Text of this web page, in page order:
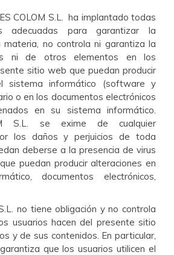
COLOM S.L. ha implantado todas
adecuadas para garantizar la
no controla ni garantiza la
ni de otros elementos en los
sitio web que puedan producir
sistema informático (software y
o en los documentos electrónicos
en su sistema informático.
S.L. se exime de cualquier
los daños y perjuicios de toda
deberse a la presencia de virus
puedan producir alteraciones en
documentos electrónicos,
no tiene obligación y no controla
usuarios hacen del presente sitio
y de sus contenidos. En particular,
que los usuarios utilicen el